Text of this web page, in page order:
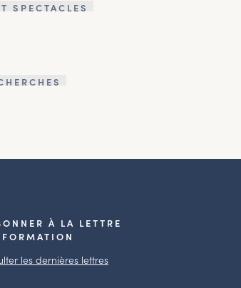
SPECTACLES
À LA LETTRE
les dernières lettres